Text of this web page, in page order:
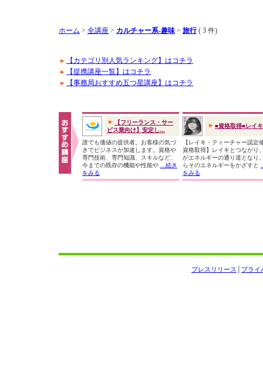
ホーム > 全講座 > カルチャー系-趣味> 旅行 ( 3 件)
【カテゴリ別人気ランキング】はコチラ
【提携講座一覧】はコチラ
【事務局おすすめ五つ星講座】はコチラ
【フリーランス・サー
ビス業向け】安定し...
誰でも価値の提供者。お客様の気づ
きでビジネスが加速します。資格や
専門技術、専門知識、スキルなど、
今までの既存の機能や性能や
...続き
をみる
■資格取得■レイ
【レイキ・ティーチャー認定
資格取得】レイキとつながり
がエネルギーの通り道となり
らそのエネルギーをかざすと
をみる
プライ
プレスリリース